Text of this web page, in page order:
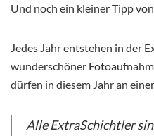
Und noch ein kleiner Tipp
Jedes Jahr entstehen in der
wunderschöner
dürfen in diesem Jahr an
Alle ExtraSchichtler